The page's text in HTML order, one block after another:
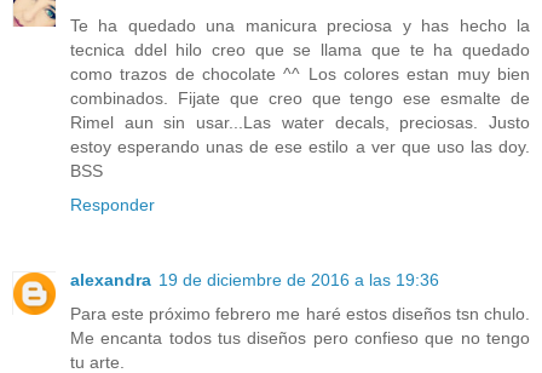
Te ha quedado una manicura preciosa y has hecho la
tecnica ddel hilo creo que se llama que te ha quedado
como trazos de chocolate ^^ Los colores estan muy bien
combinados. Fijate que creo que tengo ese esmalte de
Rimel aun sin usar...Las water decals, preciosas. Justo
estoy esperando unas de ese estilo a ver que uso las doy.
BSS
Responder
alexandra 19 de diciembre de 2016 a las 19:36
Para este próximo febrero me haré estos diseños tsn chulo.
Me encanta todos tus diseños pero confieso que no tengo
tu arte.